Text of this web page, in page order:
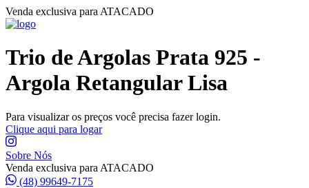
Venda exclusiva para ATACADO
Trio de Argolas Prata 925 -
Argola Retangular Lisa
Para visualizar os preços você precisa fazer login.
Clique aqui para logar
Sobre Nós
Venda exclusiva para ATACADO
(48) 99649-7175